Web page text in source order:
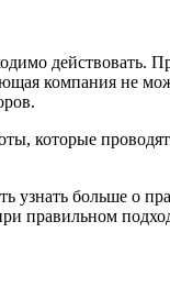
действовать.
компания не
которые
больше о